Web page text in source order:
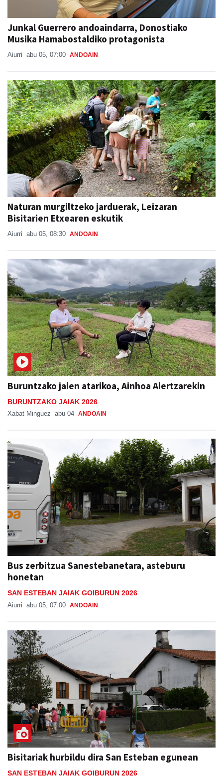
Junkal Guerrero andoaindarra, Donostiako
Musika Hamabostaldiko protagonista
Aiurri abu 05, 07:00 ANDOAIN
Naturan murgiltzeko jarduerak, Leizaran
Bisitarien Etxearen eskutik
Aiurri abu 05, 08:30 ANDOAIN
Buruntzako jaien atarikoa, Ainhoa Aiertzarekin
BURUNTZAKO JAIAK 2026
Xabat Minguez abu 04 ANDOAIN
Bus zerbitzua Sanestebanetara, asteburu
honetan
SAN ESTEBAN JAIAK GOIBURUN 2026
Aiurri abu 05, 07:00 ANDOAIN
Bisitariak hurbildu dira San Esteban egunean
SAN ESTEBAN JAIAK GOIBURUN 2026